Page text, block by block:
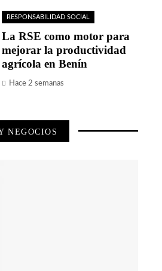
RESPONSABILIDAD SOCIAL
La RSE como motor para
mejorar la productividad
agrícola en Benín
Hace 2 semanas
NEGOCIOS